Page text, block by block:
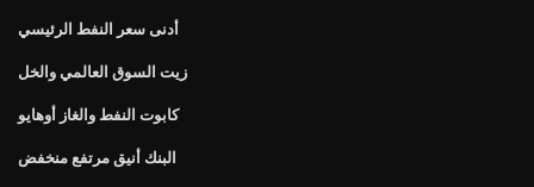
أدنى سعر النفط الرئيسي
زيت السوق العالمي والخل
كابوت النفط والغاز أوهايو
البنك أنيق مرتفع منخفض